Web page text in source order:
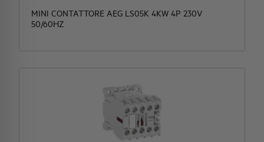
MINI CONTATTORE AEG LS05K 4KW 4P 230V
50/60HZ